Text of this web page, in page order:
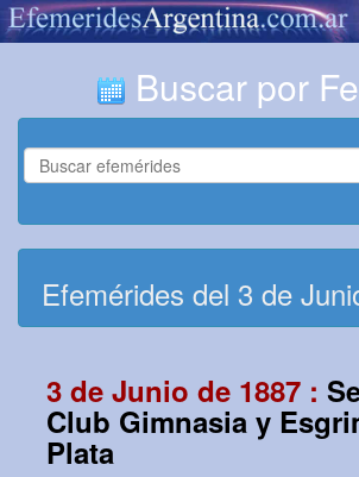
Buscar por
Efemérides del 3 de
3 de Junio de 1887 :
Club Gimnasia y
Plata